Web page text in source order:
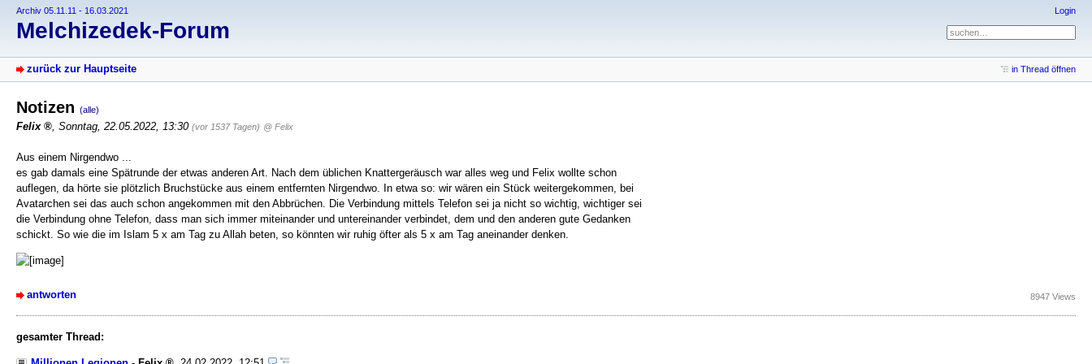
Archiv 05.11.11 - 16.03.2021
Melchizedek-Forum
Login
zurück zur Hauptseite in Thread öffnen
Notizen (alle)
Felix , Sonntag, 22.05.2022, 13:30 (vor 1537 Tagen) @ Felix
Aus einem Nirgendwo ...
es gab damals eine Spätrunde der etwas anderen Art. Nach dem üblichen Knattergeräusch war alles weg und Felix wollte schon
auflegen, da hörte sie plötzlich Bruchstücke aus einem entfernten Nirgendwo. In etwa so: wir wären ein Stück weitergekommen, bei
Avatarchen sei das auch schon angekommen mit den Abbrüchen. Die Verbindung mittels Telefon sei ja nicht so wichtig, wichtiger sei
die Verbindung ohne Telefon, dass man sich immer miteinander und untereinander verbindet, dem und den anderen gute Gedanken
schickt. So wie die im Islam 5 x am Tag zu Allah beten, so könnten wir ruhig öfter als 5 x am Tag aneinander denken.
antworten 8947 Views
gesamter Thread: